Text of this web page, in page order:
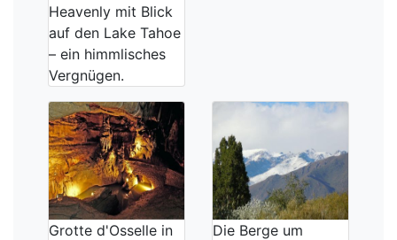
Heavenly mit Blick
auf den Lake Tahoe
– ein himmlisches
Vergnügen.
Grotte d'Osselle in
Die Berge um